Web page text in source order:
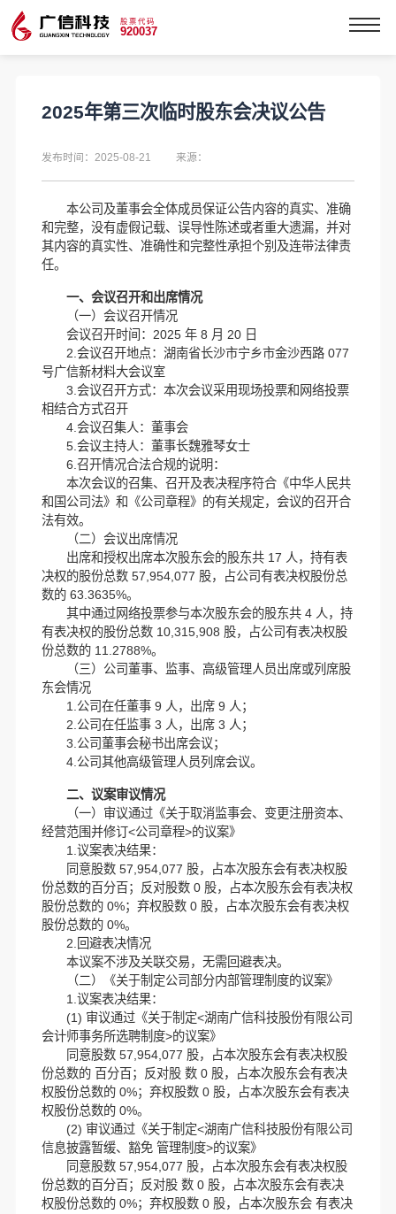
股票代码
920037
2025年第三次临时股东会决议公告
发布时间：2025-08-21 来源：
本公司及董事会全体成员保证公告内容的真实、准确
和完整，没有虚假记载、误导性陈述或者重大遗漏，并对
其内容的真实性、准确性和完整性承担个别及连带法律责
任。
一、会议召开和出席情况
（一）会议召开情况
会议召开时间：2025 年 8 月 20 日
2.会议召开地点：湖南省长沙市宁乡市金沙西路 077
号广信新材料大会议室
3.会议召开方式：本次会议采用现场投票和网络投票
相结合方式召开
4.会议召集人：董事会
5.会议主持人：董事长魏雅琴女士
6.召开情况合法合规的说明：
本次会议的召集、召开及表决程序符合《中华人民共
和国公司法》和《公司章程》的有关规定，会议的召开合
法有效。
（二）会议出席情况
出席和授权出席本次股东会的股东共 17 人，持有表
决权的股份总数 57,954,077 股，占公司有表决权股份总
数的 63.3635%。
其中通过网络投票参与本次股东会的股东共 4 人，持
有表决权的股份总数 10,315,908 股，占公司有表决权股
份总数的 11.2788%。
（三）公司董事、监事、高级管理人员出席或列席股
东会情况
1.公司在任董事 9 人，出席 9 人；
2.公司在任监事 3 人，出席 3 人；
3.公司董事会秘书出席会议；
4.公司其他高级管理人员列席会议。
二、议案审议情况
（一）审议通过《关于取消监事会、变更注册资本、
经营范围并修订<公司章程>的议案》
1.议案表决结果：
同意股数 57,954,077 股，占本次股东会有表决权股
份总数的百分百；反对股数 0 股，占本次股东会有表决权
股份总数的 0%；弃权股数 0 股，占本次股东会有表决权
股份总数的 0%。
2.回避表决情况
本议案不涉及关联交易，无需回避表决。
（二）《关于制定公司部分内部管理制度的议案》
1.议案表决结果：
(1) 审议通过《关于制定<湖南广信科技股份有限公司
会计师事务所选聘制度>的议案》
同意股数 57,954,077 股，占本次股东会有表决权股
份总数的 百分百；反对股 数 0 股，占本次股东会有表决
权股份总数的 0%；弃权股数 0 股，占本次股东会有表决
权股份总数的 0%。
(2) 审议通过《关于制定<湖南广信科技股份有限公司
信息披露暂缓、豁免 管理制度>的议案》
同意股数 57,954,077 股，占本次股东会有表决权股
份总数的百分百；反对股 数 0 股，占本次股东会有表决
权股份总数的 0%；弃权股数 0 股，占本次股东会 有表决